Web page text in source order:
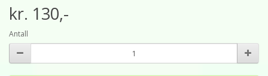
kr. 130,-
Antall